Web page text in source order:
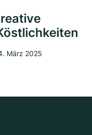
März 2025